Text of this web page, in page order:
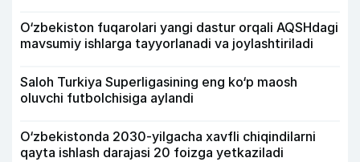
O‘zbekiston fuqarolari yangi dastur orqali AQSHdagi
mavsumiy ishlarga tayyorlanadi va joylashtiriladi
Saloh Turkiya Superligasining eng ko‘p maosh
oluvchi futbolchisiga aylandi
O‘zbekistonda 2030-yilgacha xavfli chiqindilarni
qayta ishlash darajasi 20 foizga yetkaziladi